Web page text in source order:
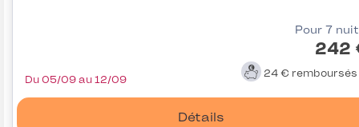
Pour 7
242
24 € remboursés
Détails
Du 05/09 au 12/09